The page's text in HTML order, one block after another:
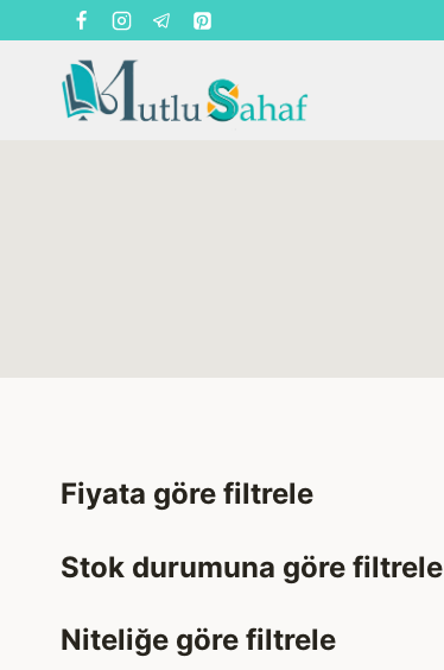
to
content
Fiyata göre filtrele
Stok durumuna göre filtrele
Niteliğe göre filtrele